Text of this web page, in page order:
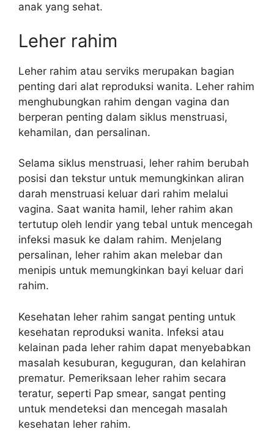
anak yang sehat.
Leher rahim
Leher rahim atau serviks merupakan bagian
penting dari alat reproduksi wanita. Leher rahim
menghubungkan rahim dengan vagina dan
berperan penting dalam siklus menstruasi,
kehamilan, dan persalinan.
Selama siklus menstruasi, leher rahim berubah
posisi dan tekstur untuk memungkinkan aliran
darah menstruasi keluar dari rahim melalui
vagina. Saat wanita hamil, leher rahim akan
tertutup oleh lendir yang tebal untuk mencegah
infeksi masuk ke dalam rahim. Menjelang
persalinan, leher rahim akan melebar dan
menipis untuk memungkinkan bayi keluar dari
rahim.
Kesehatan leher rahim sangat penting untuk
kesehatan reproduksi wanita. Infeksi atau
kelainan pada leher rahim dapat menyebabkan
masalah kesuburan, keguguran, dan kelahiran
prematur. Pemeriksaan leher rahim secara
teratur, seperti Pap smear, sangat penting
untuk mendeteksi dan mencegah masalah
kesehatan leher rahim.